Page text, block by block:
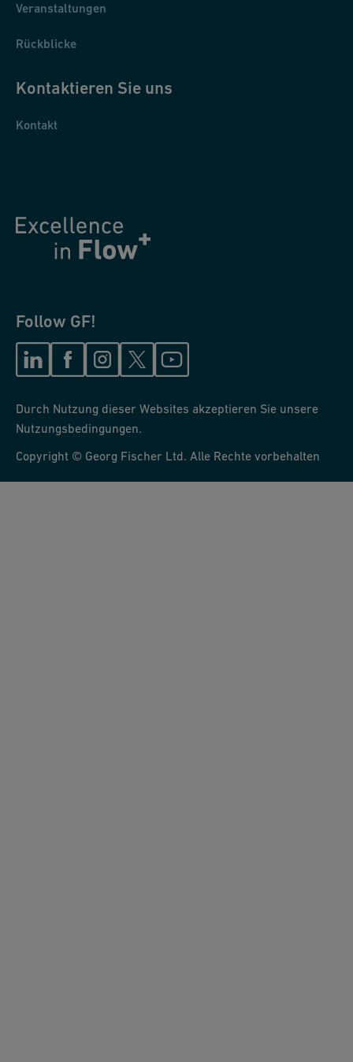
Veranstaltungen
Rückblicke
Kontaktieren Sie uns
Kontakt
Follow GF!
Durch Nutzung dieser Websites akzeptieren Sie unsere
Nutzungsbedingungen.
Copyright © Georg Fischer Ltd. Alle Rechte vorbehalten